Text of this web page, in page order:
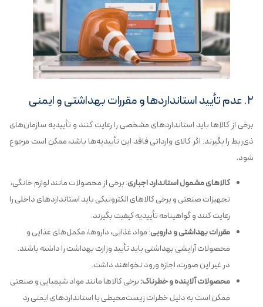
۲. عدم تأیید استانداردها و مقررات بهداشتی و ایمنی
برخی از کالاها باید استانداردهای مشخصی را رعایت کنند و تأییدیه سازمان‌های
ذی‌ربط را بگیرند. اگر کالای وارداتی فاقد این تأییدیه‌ها باشد، ممکن است مرجوع
شود.
کالاهای مشمول استاندارد اجباری: برخی از محصولات مانند لوازم خانگی،
تجهیزات صنعتی و برخی کالاهای الکترونیکی باید استانداردهای داخلی را
رعایت کنند و گواهینامه تأییدیه کیفیت بگیرند.
مقررات بهداشتی و دارویی: مواد غذایی، داروها، مکمل‌های غذایی و
محصولات آرایشی بهداشتی باید تأیید وزارت بهداشت را داشته باشند.
در غیر این صورت، اجازه ورود نخواهند داشت.
محصولات آلاینده و خطرناک:برخی کالاها مانند مواد شیمیایی و صنعتی
ممکن است به دلیل خطرات زیست‌محیطی یا استانداردهای ایمنی رد